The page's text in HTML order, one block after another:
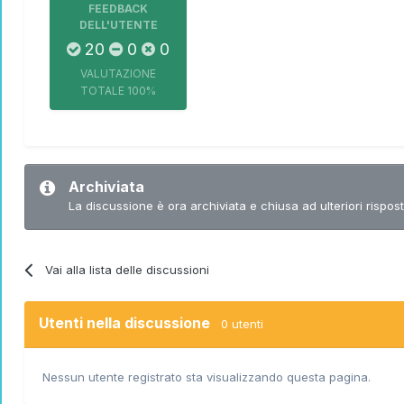
FEEDBACK
DELL'UTENTE
20 0 0
VALUTAZIONE
TOTALE 100%
Archiviata
La discussione è ora archiviata e chiusa ad ulteriori
Vai alla lista delle discussioni
Utenti nella discussione 0 utenti
Nessun utente registrato sta visualizzando questa pagina.